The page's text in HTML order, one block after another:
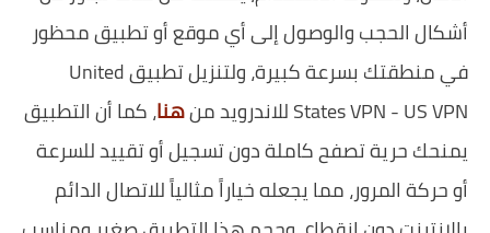
أشكال الحجب والوصول إلى أي موقع أو تطبيق محظور
في منطقتك بسرعة كبيرة، ولتنزيل تطبيق United
States VPN - US VPN للاندرويد من
هنا، كما أن التطبيق
يمنحك حرية تصفح كاملة دون تسجيل أو تقييد للسرعة
أو حركة المرور، مما يجعله خياراً مثالياً للاتصال الدائم